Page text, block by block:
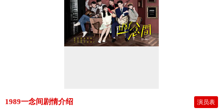
1989一念间剧情介绍 演员表